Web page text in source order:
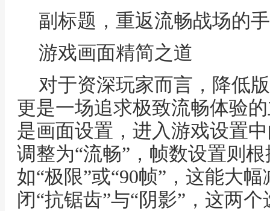
副标题，重返流畅战场的
游戏画面精简之道
对于资深玩家而言，降低
更是一场追求极致流畅体验
是画面设置，进入游戏设置
调整为“流畅”，帧数设置则
如“极限”或“90帧”，这能大
闭“抗锯齿”与“阴影”，这两